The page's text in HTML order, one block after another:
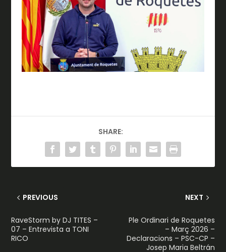
SHARE:
PREVIOUS
RaveStorm by DJ TITES –
07 – Entrevista a TONI
RICO
NEXT
Ple Ordinari de Roquetes
– Març 2026 –
Declaracions – PSC-CP –
Josep Maria Beltrán